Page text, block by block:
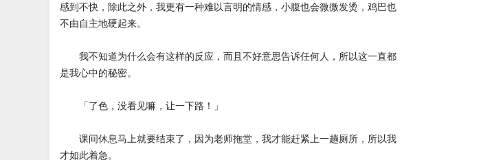
感到不快，除此之外，我更有一种难以言明的情感，小腹也会微微发烫，鸡巴也
不由自主地硬起来。
我不知道为什么会有这样的反应，而且不好意思告诉任何人，所以这一直都
是我心中的秘密。
「了色，没看见嘛，让一下路！」
课间休息马上就要结束了，因为老师拖堂，我才能赶紧上一趟厕所，所以我
才如此着急。